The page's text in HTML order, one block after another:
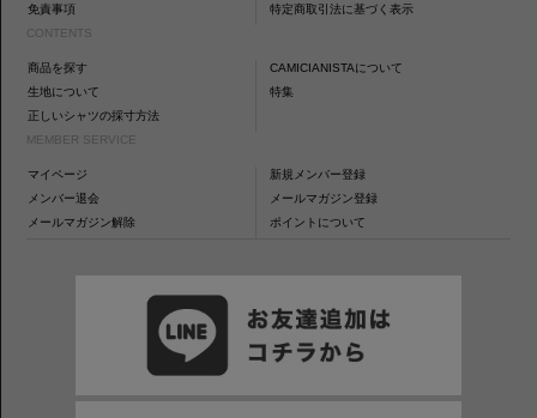
免責事項
特定商取引法に基づく表示
CONTENTS
商品を探す
CAMICIANISTAについて
生地について
特集
正しいシャツの採寸方法
MEMBER SERVICE
マイページ
新規メンバー登録
メンバー退会
メールマガジン登録
メールマガジン解除
ポイントについて